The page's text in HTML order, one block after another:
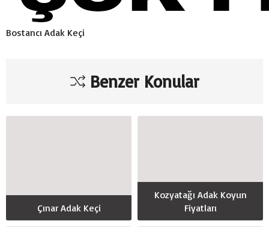
Bostancı Adak Keçi
Benzer Konular
Çınar Adak Keçi
Kozyatağı Adak Koyun
Fiyatları